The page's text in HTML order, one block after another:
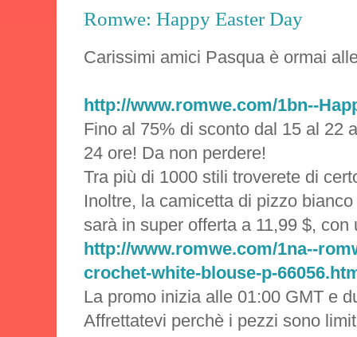
Romwe: Happy Easter Day
Carissimi amici Pasqua è ormai
http://www.romwe.com/1bn--
Fino al 75% di sconto dal 15 al 22
24 ore! Da non perdere!
Tra più di 1000 stili troverete di
Inoltre, la camicetta di pizzo
sarà in super offerta a 11,99 $,
http://www.romwe.com/1na--
crochet-white-blouse-p-
La promo inizia alle 01:00 GMT e
Affrettatevi perchè i pezzi sono